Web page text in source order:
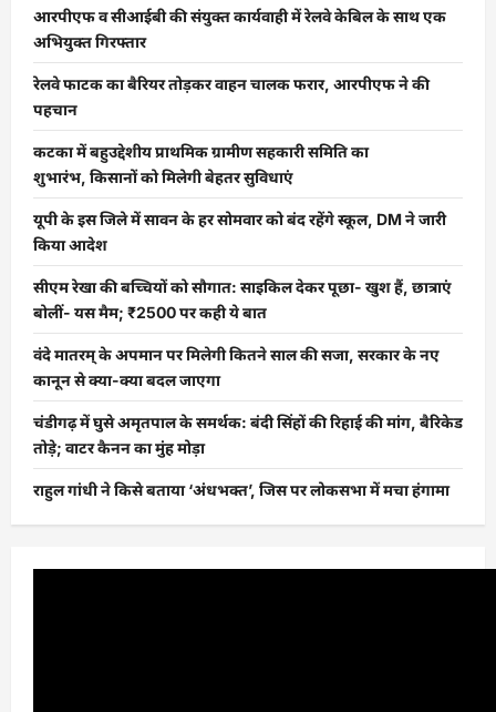
आरपीएफ व सीआईबी की संयुक्त कार्यवाही में रेलवे केबिल के साथ एक
अभियुक्त गिरफ्तार
रेलवे फाटक का बैरियर तोड़कर वाहन चालक फरार, आरपीएफ ने की
पहचान
कटका में बहुउद्देशीय प्राथमिक ग्रामीण सहकारी समिति का
शुभारंभ, किसानों को मिलेगी बेहतर सुविधाएं
यूपी के इस जिले में सावन के हर सोमवार को बंद रहेंगे स्कूल, DM ने जारी
किया आदेश
सीएम रेखा की बच्चियों को सौगात: साइकिल देकर पूछा- खुश हैं, छात्राएं
बोलीं- यस मैम; ₹2500 पर कही ये बात
वंदे मातरम् के अपमान पर मिलेगी कितने साल की सजा, सरकार के नए
कानून से क्या-क्या बदल जाएगा
चंडीगढ़ में घुसे अमृतपाल के समर्थक: बंदी सिंहों की रिहाई की मांग, बैरिकेड
तोड़े; वाटर कैनन का मुंह मोड़ा
राहुल गांधी ने किसे बताया ‘अंधभक्त’, जिस पर लोकसभा में मचा हंगामा